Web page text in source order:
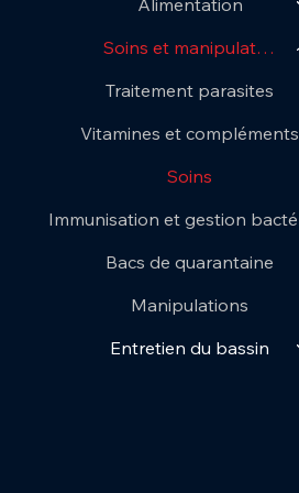
Soins et manipulations
Traitement parasites
Vitamines et compléments
Soins
Bacs de quarantaine
Manipulations
Entretien du bassin